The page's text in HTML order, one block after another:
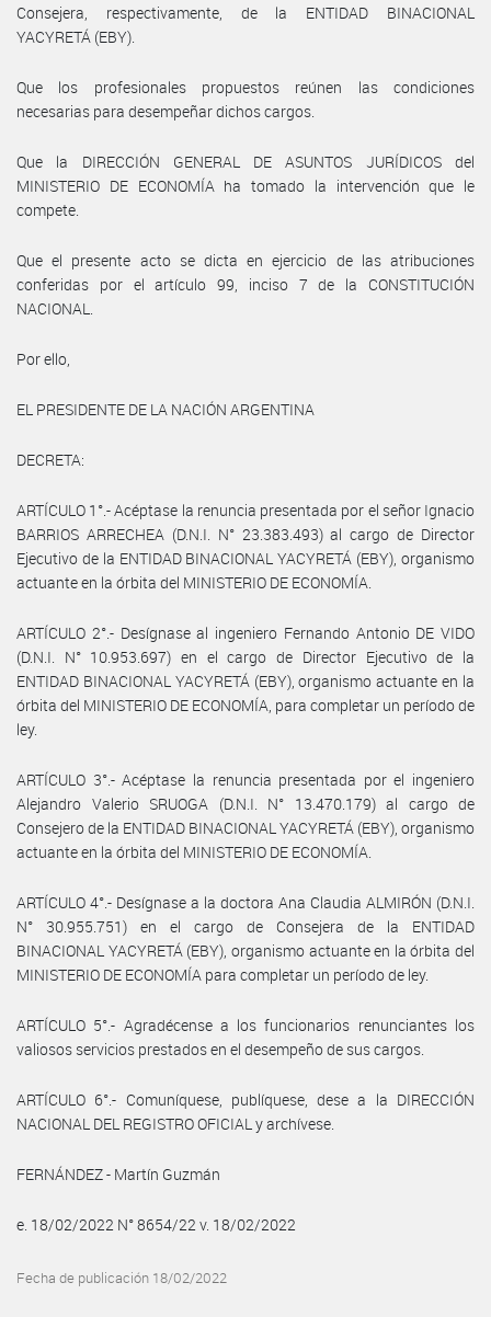
Consejera, respectivamente, de la ENTIDAD BINACIONAL
YACYRETÁ (EBY).
Que los profesionales propuestos reúnen las condiciones
necesarias para desempeñar dichos cargos.
Que la DIRECCIÓN GENERAL DE ASUNTOS JURÍDICOS del
MINISTERIO DE ECONOMÍA ha tomado la intervención que le
compete.
Que el presente acto se dicta en ejercicio de las atribuciones
conferidas por el artículo 99, inciso 7 de la CONSTITUCIÓN
NACIONAL.
Por ello,
EL PRESIDENTE DE LA NACIÓN ARGENTINA
DECRETA:
ARTÍCULO 1°.- Acéptase la renuncia presentada por el señor Ignacio
BARRIOS ARRECHEA (D.N.I. N° 23.383.493) al cargo de Director
Ejecutivo de la ENTIDAD BINACIONAL YACYRETÁ (EBY), organismo
actuante en la órbita del MINISTERIO DE ECONOMÍA.
ARTÍCULO 2°.- Desígnase al ingeniero Fernando Antonio DE VIDO
(D.N.I. N° 10.953.697) en el cargo de Director Ejecutivo de la
ENTIDAD BINACIONAL YACYRETÁ (EBY), organismo actuante en la
órbita del MINISTERIO DE ECONOMÍA, para completar un período de
ley.
ARTÍCULO 3°.- Acéptase la renuncia presentada por el ingeniero
Alejandro Valerio SRUOGA (D.N.I. N° 13.470.179) al cargo de
Consejero de la ENTIDAD BINACIONAL YACYRETÁ (EBY), organismo
actuante en la órbita del MINISTERIO DE ECONOMÍA.
ARTÍCULO 4°.- Desígnase a la doctora Ana Claudia ALMIRÓN (D.N.I.
N° 30.955.751) en el cargo de Consejera de la ENTIDAD
BINACIONAL YACYRETÁ (EBY), organismo actuante en la órbita del
MINISTERIO DE ECONOMÍA para completar un período de ley.
ARTÍCULO 5°.- Agradécense a los funcionarios renunciantes los
valiosos servicios prestados en el desempeño de sus cargos.
ARTÍCULO 6°.- Comuníquese, publíquese, dese a la DIRECCIÓN
NACIONAL DEL REGISTRO OFICIAL y archívese.
FERNÁNDEZ - Martín Guzmán
e. 18/02/2022 N° 8654/22 v. 18/02/2022
Fecha de publicación 18/02/2022